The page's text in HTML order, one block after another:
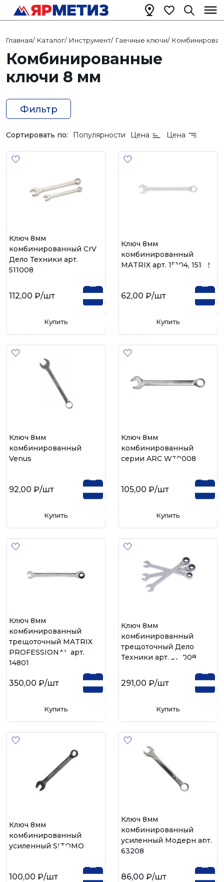
Главная/ Каталог/ Инструмент/ Гаечные ключи/
Комбинированные
ключи 8 мм
Фильтр
Сортировать по: Популярности Цена Цена
Ключ 8мм
комбинированный CrV
Дело Техники арт.
511008
112,00 ₽/шт
Купить
Ключ 8мм
комбинированный
MATRIX арт. 15104, 15152
62,00 ₽/шт
Купить
Ключ 8мм
комбинированный
Venus
92,00 ₽/шт
Купить
Ключ 8мм
комбинированный
серии ARC W30008
105,00 ₽/шт
Купить
Ключ 8мм
комбинированный
трещоточный MATRIX
PROFESSIONAL арт.
14801
350,00 ₽/шт
Купить
Ключ 8мм
комбинированный
трещоточный Дело
Техники арт. 515008
291,00 ₽/шт
Купить
Ключ 8мм
комбинированный
усиленный SITOMO
100,00 ₽/шт
Ключ 8мм
комбинированный
усиленный Модерн арт.
63208
86,00 ₽/шт